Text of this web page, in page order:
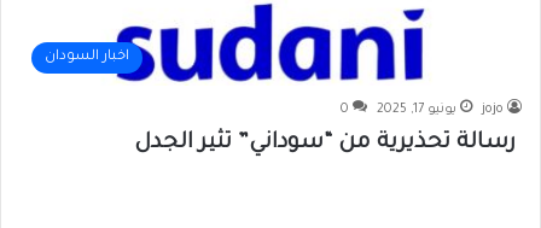
اخبار السودان
jojo يونيو 17, 2025 0
رسالة تحذيرية من “سوداني” تثير الجدل